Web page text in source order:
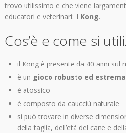
trovo utilissimo e che viene
educatori e veterinari: il Kong.
Cos’è e come si
il Kong è presente da 40 anni sul
è un gioco robusto ed
è atossico
è composto da caucciù naturale
si può trovare in diverse
della taglia, dell’età del cane e